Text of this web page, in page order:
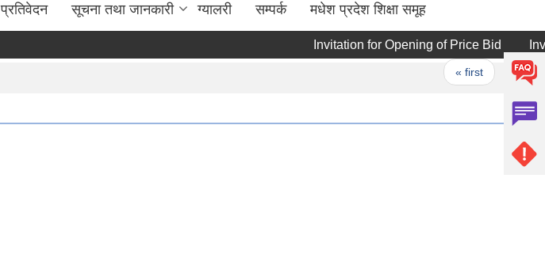
प्रतिवेदन सूचना तथा जानकारी ग्यालरी सम्पर्क मधेश प्रदेश शिक्षा समूह
Invitation for Opening of Price Bid
« first ‹ previous